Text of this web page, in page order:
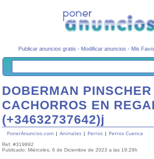
Publicar anuncios gratis - Modificar anuncios - Mis
DOBERMAN PINSCHER
CACHORROS EN
(+34632737642)j
PonerAnuncios.com |Animales | Perros | Perros Cuenca
Ref. #319892
Publicado: Miércoles, 6 de Diciembre de 2023 a las 19:29h